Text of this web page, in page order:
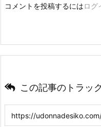
コメントを投稿するにはログ
この記事のトラッ